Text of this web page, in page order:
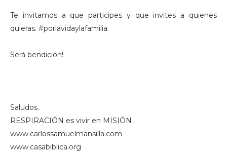
Te invitamos a que participes y que invites a quienes
quieras. #porlavidaylafamilia
Será bendición!
Saludos.
RESPIRACIÓN es vivir en MISIÓN
www.carlossamuelmansilla.com
www.casabiblica.org